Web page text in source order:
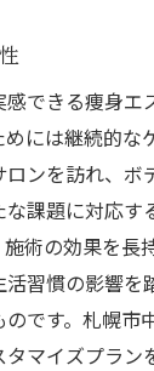
できる痩身エ
には継続的な
ンを訪れ、ボ
課題に対応す
術の効果を長
習慣の影響を
です。札幌市
マイズプラン